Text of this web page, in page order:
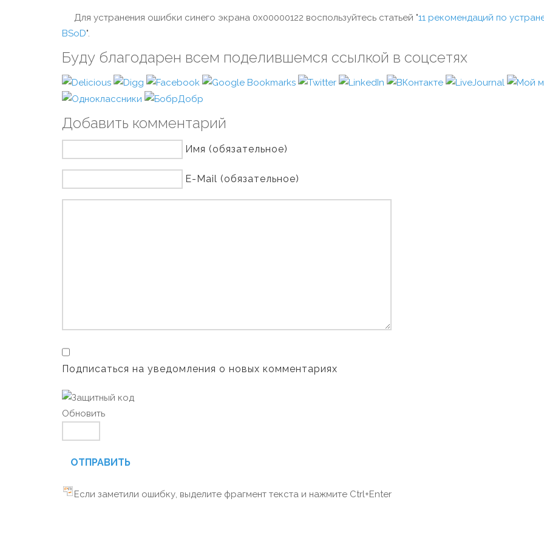
Для устранения ошибки синего экрана 0x00000122 воспользуйтесь статьей "11 рекомендаций по
BSoD".
Буду благодарен всем поделившемся ссылкой в соцсетях
Добавить комментарий
Имя (обязательное)
E-Mail (обязательное)
Подписаться на уведомления о новых комментариях
Обновить
ОТПРАВИТЬ
Если заметили ошибку, выделите фрагмент текста и нажмите Ctrl+Enter